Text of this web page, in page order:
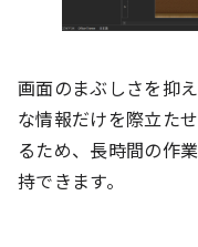
画面のまぶしさを抑
な情報だけを際立た
るため、長時間の作
持できます。